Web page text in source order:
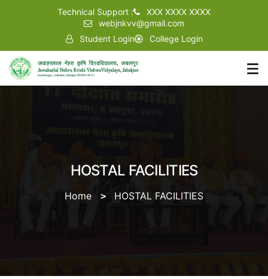
Technical Support :
XXX XXXX XXXX
webjnkvv@gmail.com
Student Login
College Login
HOSTAL FACILITIES
Home HOSTAL FACILITIES